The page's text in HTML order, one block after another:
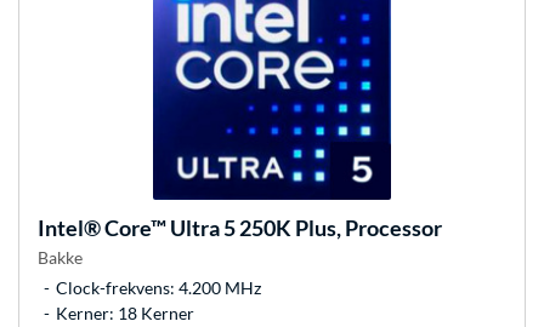
Intel®Core™ Ultra 5 250K Plus, Processor
Bakke
Clock-frekvens: 4.200 MHz
Kerner: 18 Kerner